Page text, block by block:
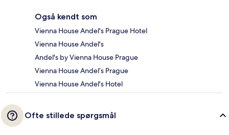
Også kendt som
Vienna House Andel's Prague Hotel
Vienna House Andel's
Andel's by Vienna House Prague
Vienna House Andel’s Prague
Vienna House Andel's Hotel
Ofte stillede spørgsmål